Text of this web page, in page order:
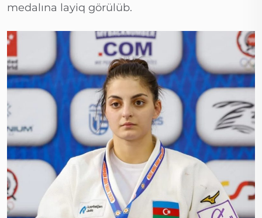
medalına layiq görülüb.